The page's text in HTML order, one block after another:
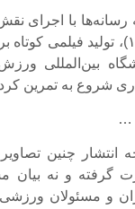
رسانه‌ها با اجرای
۱۳۸۴)، تولید فیلمی
شروع به تمرین
…
انتشار چنین
گرفته و نه بیان
و مسئولان